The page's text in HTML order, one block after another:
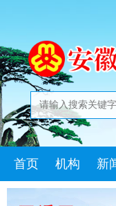
首页 机构 新